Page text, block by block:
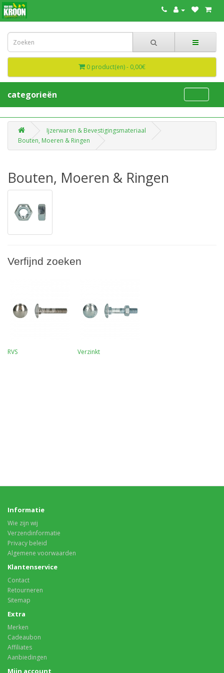
0 product(en) - 0,00€
categorieën
Ijzerwaren & Bevestigingsmateriaal
Bouten, Moeren & Ringen
Bouten, Moeren & Ringen
Verfijnd zoeken
RVS Verzinkt
Informatie
Wie zijn wij
Verzendinformatie
Privacy beleid
Algemene voorwaarden
Klantenservice
Contact
Retourneren
Sitemap
Extra
Merken
Cadeaubon
Affiliates
Aanbiedingen
Mijn account